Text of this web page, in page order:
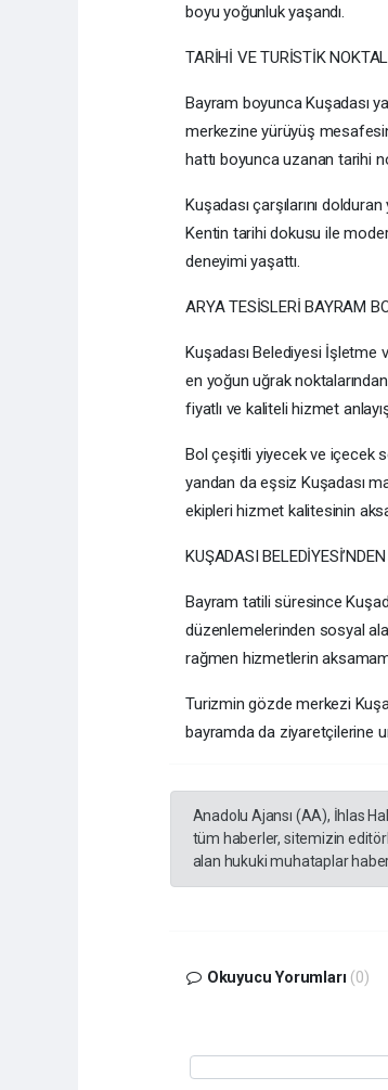
boyu yoğunluk yaşandı.
TARİHİ VE TURİSTİK
Bayram boyunca Kuşadası
merkezine yürüyüş
hattı boyunca uzanan tarihi
Kuşadası çarşılarını
Kentin tarihi dokusu ile
deneyimi yaşattı.
ARYA TESİSLERİ BAYRAM
Kuşadası Belediyesi İşletme
en yoğun uğrak
fiyatlı ve kaliteli hizmet
Bol çeşitli yiyecek ve içecek
yandan da eşsiz Kuşadası
ekipleri hizmet kalitesinin
KUŞADASI
Bayram tatili süresince
düzenlemelerinden sosyal
rağmen hizmetlerin
Turizmin gözde merkezi
bayramda da ziyaretçilerine
Anadolu Ajansı (AA), İhlas
tüm haberler, sitemizin
alan hukuki muhataplar
Okuyucu Yorumları (0)